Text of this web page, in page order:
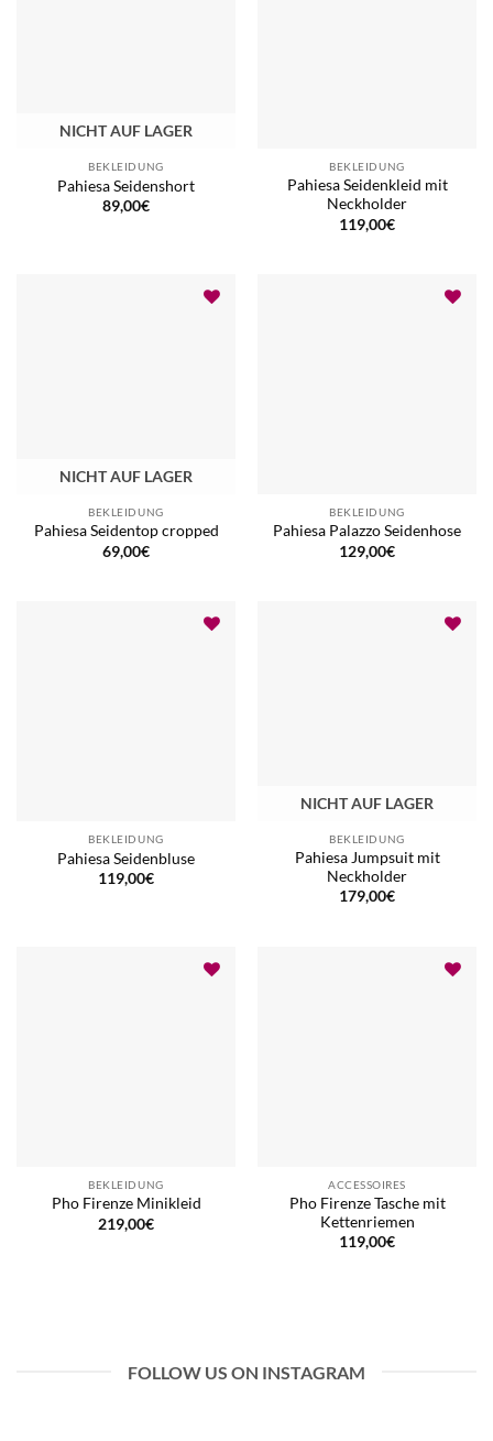
NICHT AUF LAGER
BEKLEIDUNG
Pahiesa Seidenshort
89,00€
BEKLEIDUNG
Pahiesa Seidenkleid mit
Neckholder
119,00€
NICHT AUF LAGER
BEKLEIDUNG
Pahiesa Seidentop cropped
69,00€
BEKLEIDUNG
Pahiesa Palazzo Seidenhose
129,00€
BEKLEIDUNG
Pahiesa Seidenbluse
119,00€
NICHT AUF LAGER
BEKLEIDUNG
Pahiesa Jumpsuit mit
Neckholder
179,00€
BEKLEIDUNG
Pho Firenze Minikleid
219,00€
ACCESSOIRES
Pho Firenze Tasche mit
Kettenriemen
119,00€
FOLLOW US ON INSTAGRAM